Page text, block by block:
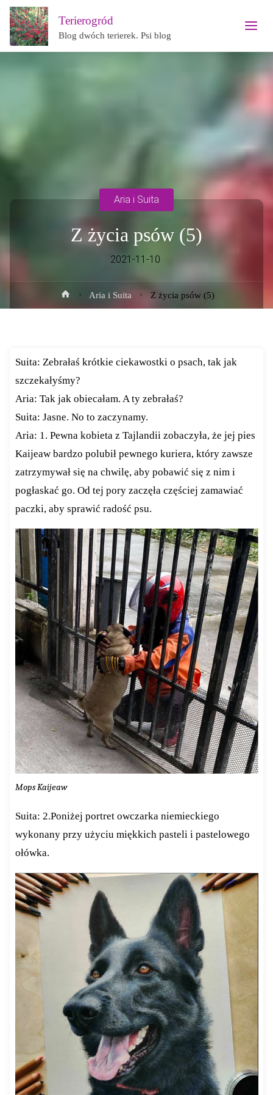
Terierogród
Blog dwóch terierek. Psi blog
Z życia psów (5)
2021-11-10
Aria i Suita
Strona
główna
Aria i Suita Z życia psów (5)
Suita: Zebrałaś krótkie ciekawostki o psach, tak jak
szczekałyśmy?
Aria: Tak jak obiecałam. A ty zebrałaś?
Suita: Jasne. No to zaczynamy.
Aria: 1. Pewna kobieta z Tajlandii zobaczyła, że jej pies
Kaijeaw bardzo polubił pewnego kuriera, który zawsze
zatrzymywał się na chwilę, aby pobawić się z nim i
pogłaskać go. Od tej pory zaczęła częściej zamawiać
paczki, aby sprawić radość psu.
Mops Kaijeaw
Suita: 2.Poniżej portret owczarka niemieckiego
wykonany przy użyciu miękkich pasteli i pastelowego
ołówka.